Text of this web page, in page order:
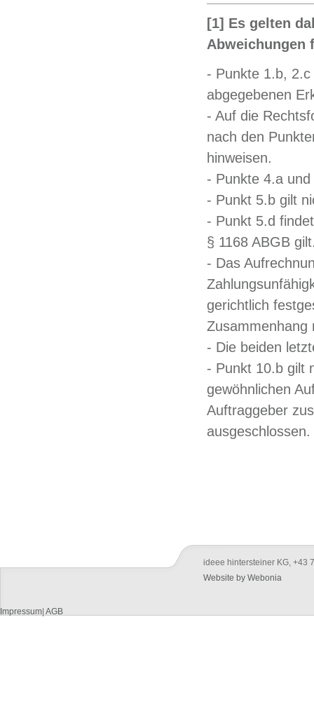
[1] Es gelten
Abweichungen
- Punkte 1.b,
abgegebenen
- Auf die
nach den
hinweisen.
- Punkte 4.a
- Punkt 5.b gilt
- Punkt 5.d
§ 1168 ABGB
- Das
gerichtlich
Zusammenhang
- Die beiden
- Punkt 10.b gilt
gewöhnlichen
Auftraggeber
ausgeschlossen.
ideee hintersteiner KG, +43
Website by Webonia
Impressum AGB